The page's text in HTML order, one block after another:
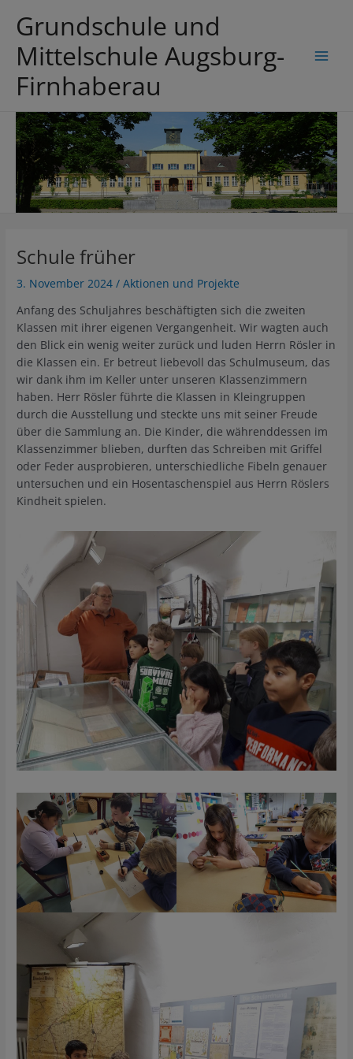
InhaltGrundschule und
Mittelschule Augsburg-
Firnhaberau
Schule früher
3. November 2024/Aktionen und Projekte
Anfang des Schuljahres beschäftigten sich die zweiten
Klassen mit ihrer eigenen Vergangenheit. Wir wagten auch
den Blick ein wenig weiter zurück und luden Herrn Rösler in
die Klassen ein. Er betreut liebevoll das Schulmuseum, das
wir dank ihm im Keller unter unseren Klassenzimmern
haben. Herr Rösler führte die Klassen in Kleingruppen
durch die Ausstellung und steckte uns mit seiner Freude
über die Sammlung an. Die Kinder, die währenddessen im
Klassenzimmer blieben, durften das Schreiben mit Griffel
oder Feder ausprobieren, unterschiedliche Fibeln genauer
untersuchen und ein Hosentaschenspiel aus Herrn Röslers
Kindheit spielen.